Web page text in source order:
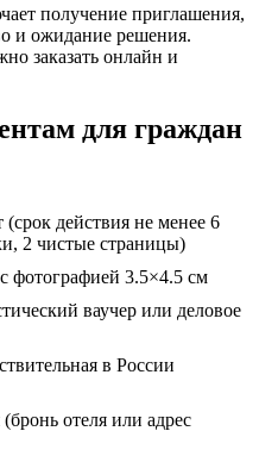
получение приглашения,
и ожидание решения.
заказать онлайн и
для граждан
действия не менее 6
2 чистые страницы)
фотографией 3.5×4.5 см
ваучер или деловое
в России
отеля или адрес